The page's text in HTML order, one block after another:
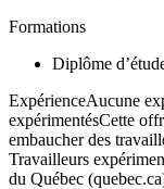
Formations
Diplôme
ExpérienceAucune
expérimentésCette
embaucher des
Travailleurs
du Québec